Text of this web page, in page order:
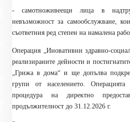
- самотноживеещи лица в
невъзможност за самообслужване,
съответния ред степен на намалена
Операция „Иновативни здравно-
реализираните дейности и
„Грижа в дома“ и ще допълва
групи от населението.
процедура на директно
продължителност до 31.12.2026 г.